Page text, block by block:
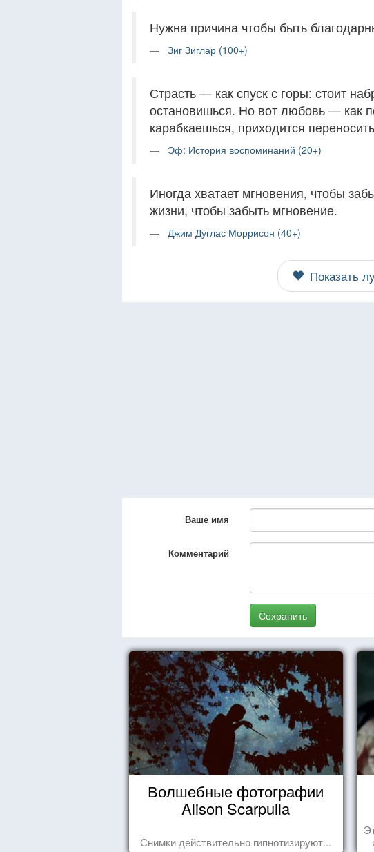
Нужна причина чтобы быть
Зиг Зиглар (100+)
Страсть — как спуск с горы: стоит
остановишься. Но вот любовь — как
карабкаешься, приходится
Эф: История воспоминаний (20+)
Иногда хватает мгновения, чтобы
жизни, чтобы забыть мгновение.
Джим Дуглас Моррисон (40+)
Показать
Ваше имя
Комментарий
Сохранить
Волшебные фотографии
Alison Scarpulla
Снимки действительно гипнотизируют...